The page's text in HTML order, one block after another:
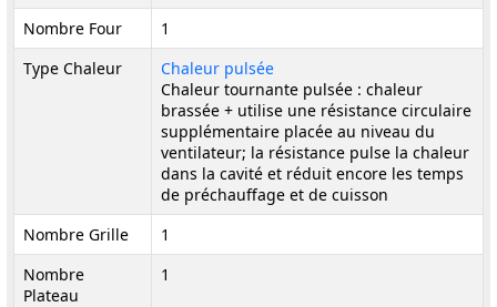
Nombre Four
1
Type Chaleur
Chaleur pulsée
Chaleur tournante pulsée : chaleur
brassée + utilise une résistance circulaire
supplémentaire placée au niveau du
ventilateur; la résistance pulse la chaleur
dans la cavité et réduit encore les temps
de préchauffage et de cuisson
Nombre Grille
1
Nombre
Plateau
1